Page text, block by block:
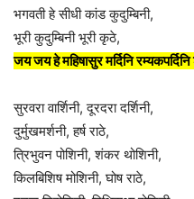
भगवती हे सीधी कांड कुदुम्बिनी,
भूरी कुदुम्बिनी भूरी कृठे,
जय जय हे महिषासुर मर्दिनि
सुरवरा वार्शिनी, दूरदरा दर्शिनी,
दुर्मुखमर्शनी, हर्ष राठे,
त्रिभुवन पोशिनी, शंकर थोशिनी,
किलबिशिष मोशिनी, घोष राठे,